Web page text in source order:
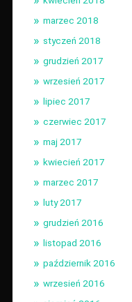
marzec 2018
styczeń 2018
grudzień 2017
wrzesień 2017
lipiec 2017
czerwiec 2017
maj 2017
kwiecień 2017
marzec 2017
luty 2017
grudzień 2016
listopad 2016
październik 2016
wrzesień 2016